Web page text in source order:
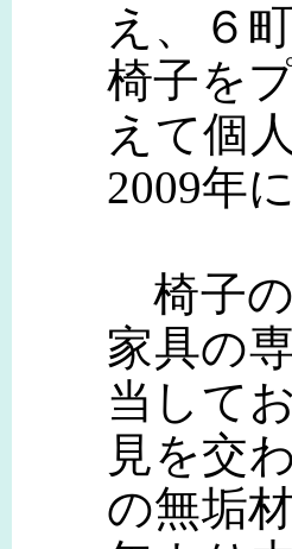
え、６
椅子を
えて個
2009年
椅子の
家具の
当して
見を交
の無垢